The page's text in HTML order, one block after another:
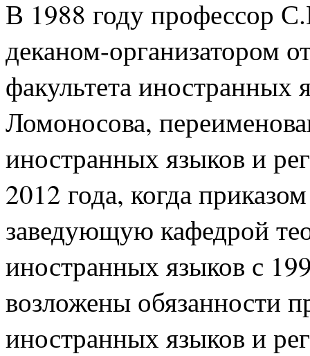
В 1988 году профессор
деканом-организатором
факультета
Ломоносова,
иностранных языков и
2012 года, когда
заведующую кафедрой
иностранных языков с
возложены обязанности
иностранных языков и